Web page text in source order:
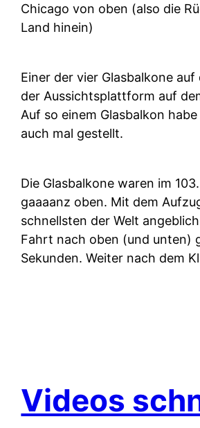
Chicago von oben (also die
Land hinein)
Einer der vier Glasbalkone auf
der Aussichtsplattform auf
Auf so einem Glasbalkon
auch mal gestellt.
Die Glasbalkone waren im
gaaaanz oben. Mit dem
schnellsten der Welt
Fahrt nach oben (und unten)
Sekunden. Weiter nach dem
Videos